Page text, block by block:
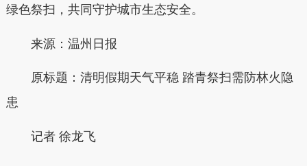
绿色祭扫，共同守护城市生态安全。
来源：温州日报
原标题：清明假期天气平稳 踏青祭扫需防林火隐
患
记者 徐龙飞